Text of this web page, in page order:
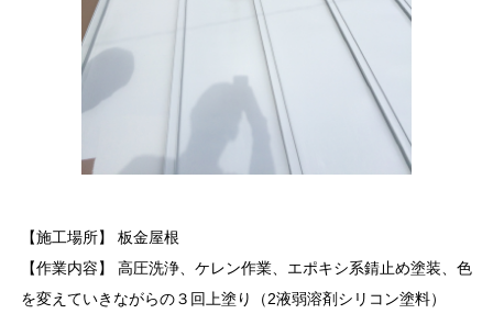
【施工場所】 板金屋根
【作業内容】 高圧洗浄、ケレン作業、エポキシ系錆止め塗装、色
を変えていきながらの３回上塗り（2液弱溶剤シリコン塗料）